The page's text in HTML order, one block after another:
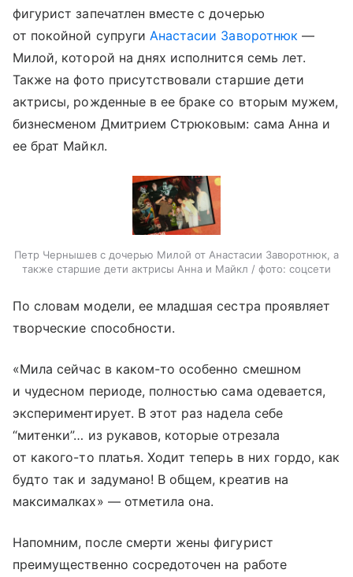
фигурист запечатлен вместе с дочерью
от покойной супруги Анастасии Заворотнюк —
Милой, которой на днях исполнится семь лет.
Также на фото присутствовали старшие дети
актрисы, рожденные в ее браке со вторым мужем,
бизнесменом Дмитрием Стрюковым: сама Анна и
ее брат Майкл.
Петр Чернышев с дочерью Милой от Анастасии Заворотнюк, а
также старшие дети актрисы Анна и Майкл / фото: соцсети
По словам модели, ее младшая сестра проявляет
творческие способности.
«Мила сейчас в каком-то особенно смешном
и чудесном периоде, полностью сама одевается,
экспериментирует. В этот раз надела себе
“митенки”… из рукавов, которые отрезала
от какого-то платья. Ходит теперь в них гордо, как
будто так и задумано! В общем, креатив на
максималках» — отметила она.
Напомним, после смерти жены фигурист
преимущественно сосредоточен на работе